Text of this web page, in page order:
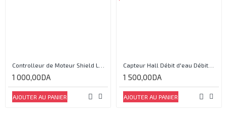
1 000,00DA
AJOUTER AU PANIER
Capteur Hall Débit d'eau Débitmètre Contrôle 1-30L Eau / min 1.75MPa
1 500,00DA
AJOUTER AU PANIER